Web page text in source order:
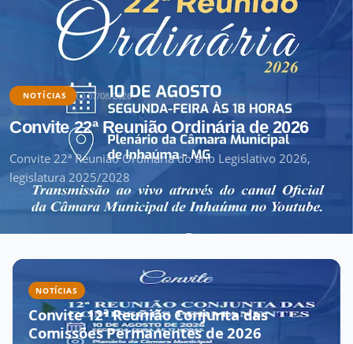
NOTÍCIAS 07/08/2026
Convite 22ª Reunião Ordinária de 2026
Convite 22ª Reunião Ordinária do ano Legislativo 2026,
legislatura 2025/2028
NOTÍCIAS
Convite 12ª Reunião Conjunta das
Comissões Permanentes de 2026